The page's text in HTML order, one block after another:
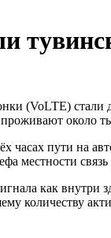
(VoLTE)
около
часах пути на
местности
как
количеству